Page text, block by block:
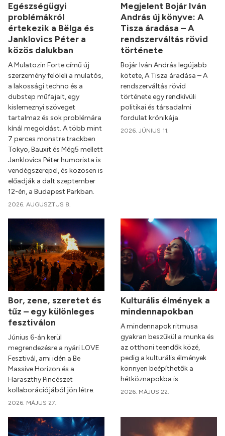
Egészségügyi
problémákról
értekezik a Bëlga és
Janklovics Péter a
közös dalukban
A Mulatozin Forte című új
szerzemény felöleli a mulatós,
a lakossági techno és a
dubstep műfajait, egy
kislemeznyi szöveget
tartalmaz és sok problémára
kínál megoldást. A több mint
7 perces monstre trackben
Tokyo, Bauxit és Még5 mellett
Janklovics Péter humorista is
vendégszerepel, és közösen is
előadják a dalt szeptember
12-én, a Budapest Parkban.
2026. AUGUSZTUS 8.
Megjelent Bojár Iván
András új könyve: A
Tisza áradása – A
rendszerváltás rövid
története
Bojár Iván András legújabb
kötete, A Tisza áradása – A
rendszerváltás rövid
története egy rendkívüli
politikai és társadalmi
fordulat krónikája.
2026. JÚNIUS 11.
Bor, zene, szeretet és
tűz – egy különleges
fesztiválon
Június 6-án kerül
megrendezésre a nyári LOVE
Fesztivál, ami idén a Be
Massive Horizon és a
Haraszthy Pincészet
kollaborációjából jön létre.
2026. MÁJUS 27.
Kulturális élmények a
mindennapokban
A mindennapok ritmusa
gyakran beszűkül a munka és
az otthoni teendők közé,
pedig a kulturális élmények
könnyen beépíthetők a
hétköznapokba is.
2026. MÁJUS 22.